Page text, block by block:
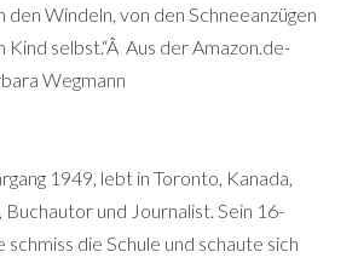
den Windeln, von den Schneeanzügen
Kind selbst.“Â Aus der Amazon.de-
Wegmann
1949, lebt in Toronto, Kanada,
und Journalist. Sein 16-
schmiss die Schule und schaute sich